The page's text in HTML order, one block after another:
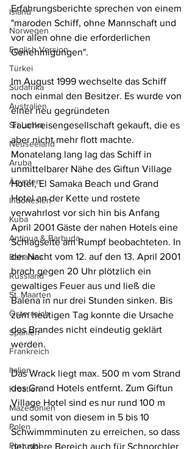
Island
Norwegen
English Version
Türkei
Südafrika
Australien
Sri Lanka
Neuseeland
Aruba
Ägypten
Indonesien
Kuba
Antigua & Barbuda
Bahamas
Russland
St. Maarten
Österreich
Spanien
Frankreich
Italien
Kroatien
Mazedonien
Polen
Portugal
Erfahrungsberichte sprechen von einem
"maroden Schiff, ohne Mannschaft und
vor allen ohne die erforderlichen
Genehmigungen".
Im August 1999 wechselte das Schiff
noch einmal den Besitzer. Es wurde von
einer neu gegründeten
Tauchreisengesellschaft gekauft, die es
aber nicht mehr flott machte.
Monatelang lang lag das Schiff in
unmittelbarer Nähe des Giftun Village
Hotel, El Samaka Beach und Grand
Hotel an der Kette und rostete
verwahrlost vor sich hin bis Anfang
April 2001 Gäste der nahen Hotels eine
Schlagseite am Rumpf beobachteten. In
der Nacht vom 12. auf den 13. April 2001
brach gegen 20 Uhr plötzlich ein
gewaltiges Feuer aus und ließ die
Balena in nur drei Stunden sinken. Bis
zum heutigen Tag konnte die Ursache
des Brandes nicht eindeutig geklärt
werden.
Das Wrack liegt max. 500 m vom Strand
des Grand Hotels entfernt. Zum Giftun
Village Hotel sind es nur rund 100 m
und somit von diesem in 5 bis 10
Schwimmminuten zu erreichen, so dass
der obere Bereich auch für Schnorchler